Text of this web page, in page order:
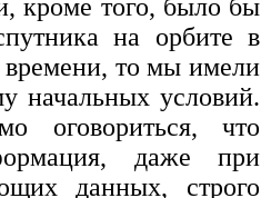
кроме того, было бы
на орбите в
то мы имели
начальных условий.
оговориться, что
даже при
данных, строго